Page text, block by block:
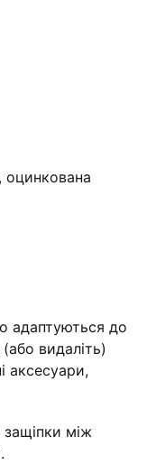
оцинкована
адаптуються до
видаліть)
аксесуари,
між